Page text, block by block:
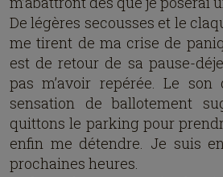
De légères secousses et le
me tirent de ma crise de
est de retour de sa pause-
pas m’avoir repérée. Le
sensation de ballotement
quittons le parking pour
enfin me détendre. Je suis
prochaines heures.